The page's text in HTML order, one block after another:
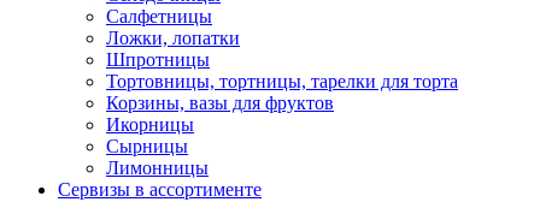
Салфетницы
Ложки, лопатки
Шпротницы
Тортовницы, тортницы, тарелки для торта
Корзины, вазы для фруктов
Икорницы
Сырницы
Лимонницы
Сервизы в ассортименте